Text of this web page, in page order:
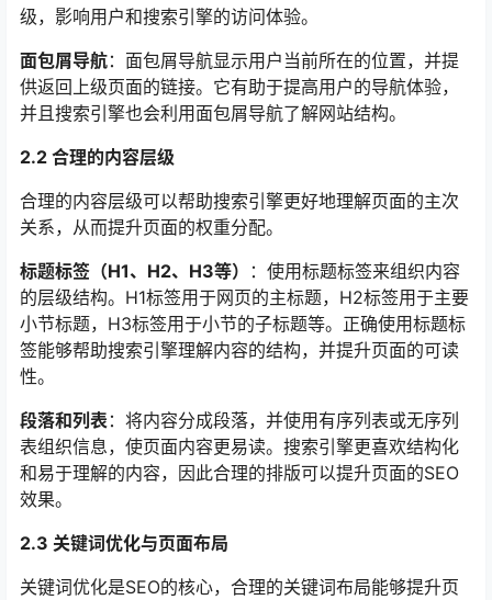
级，影响用户和搜索引擎的访问体验。
面包屑导航：面包屑导航显示用户当前所在的位置，并提
供返回上级页面的链接。它有助于提高用户的导航体验，
并且搜索引擎也会利用面包屑导航了解网站结构。
2.2 合理的内容层级
合理的内容层级可以帮助搜索引擎更好地理解页面的主次
关系，从而提升页面的权重分配。
标题标签（H1、H2、H3等）
：使用标题标签来组织内容
的层级结构。H1标签用于网页的主标题，H2标签用于主要
小节标题，H3标签用于小节的子标题等。正确使用标题标
签能够帮助搜索引擎理解内容的结构，并提升页面的可读
性。
段落和列表：将内容分成段落，并使用有序列表或无序列
表组织信息，使页面内容更易读。搜索引擎更喜欢结构化
和易于理解的内容，因此合理的排版可以提升页面的SEO
效果。
2.3 关键词优化与页面布局
关键词优化是SEO的核心，合理的关键词布局能够提升页